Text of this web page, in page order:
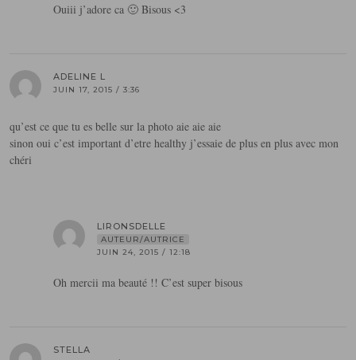
Ouiii j’adore ca 🙂 Bisous <3
ADELINE L
JUIN 17, 2015 / 3:36
qu’est ce que tu es belle sur la photo aie aie aie
sinon oui c’est important d’etre healthy j’essaie de plus en plus avec mon
chéri
LIRONSDELLE
AUTEUR/AUTRICE
JUIN 24, 2015 / 12:18
Oh mercii ma beauté !! C’est super bisous
STELLA